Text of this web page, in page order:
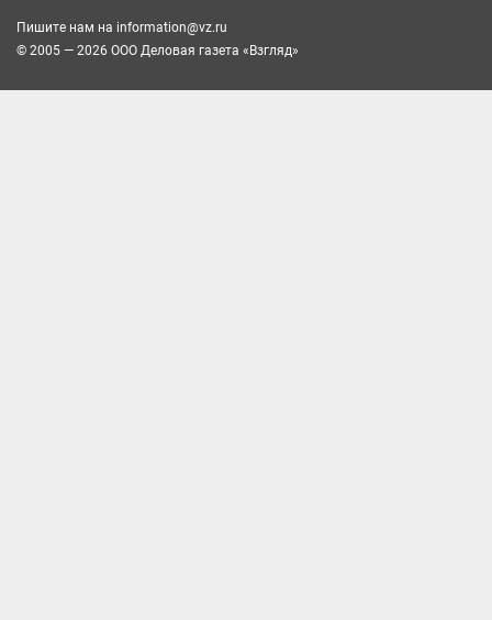
Пишите нам на information@vz.ru
© 2005 — 2026 ООО Деловая газета «Взгляд»